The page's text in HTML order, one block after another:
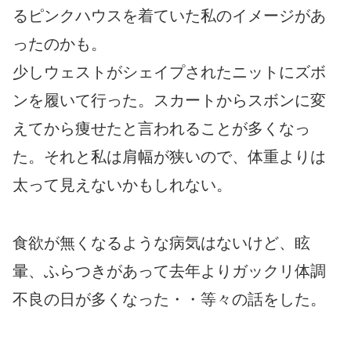
るピンクハウスを着ていた私のイメージがあ
ったのかも。
少しウェストがシェイプされたニットにズボ
ンを履いて行った。スカートからスボンに変
えてから痩せたと言われることが多くなっ
た。それと私は肩幅が狭いので、体重よりは
太って見えないかもしれない。
食欲が無くなるような病気はないけど、眩
暈、ふらつきがあって去年よりガックリ体調
不良の日が多くなった・・等々の話をした。